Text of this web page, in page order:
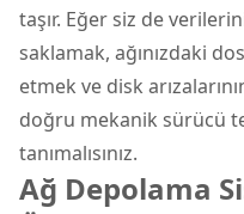
taşır. Eğer siz de
saklamak, ağınızdaki
etmek ve disk
doğru mekanik sürücü
tanımalısınız.
Ağ Depolama